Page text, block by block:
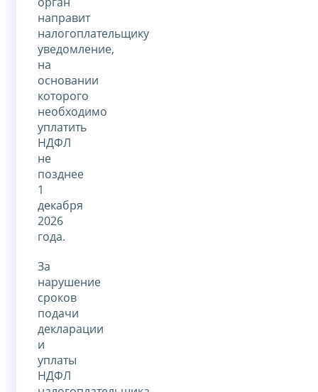
направит
налогоплательщику
уведомление,
на
основании
которого
необходимо
уплатить
НДФЛ
не
позднее
1
декабря
2026
года.
За
нарушение
сроков
подачи
декларации
и
уплаты
НДФЛ